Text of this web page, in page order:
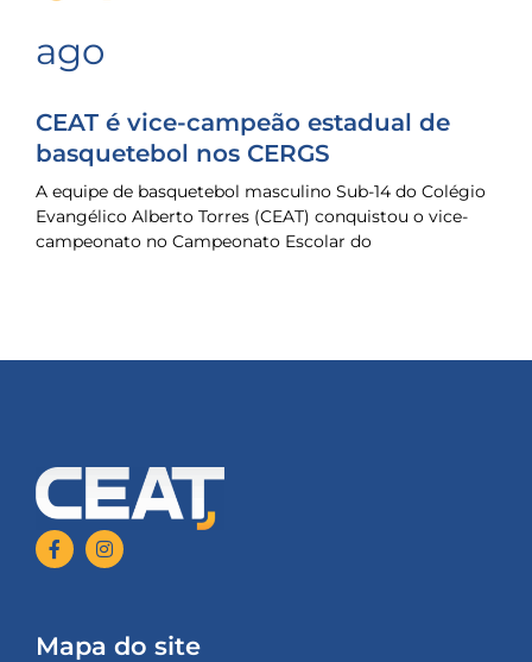
ago
CEAT é vice-campeão estadual de
basquetebol nos CERGS
A equipe de basquetebol masculino Sub-14 do Colégio
Evangélico Alberto Torres (CEAT) conquistou o vice-
campeonato no Campeonato Escolar do
Mapa do site